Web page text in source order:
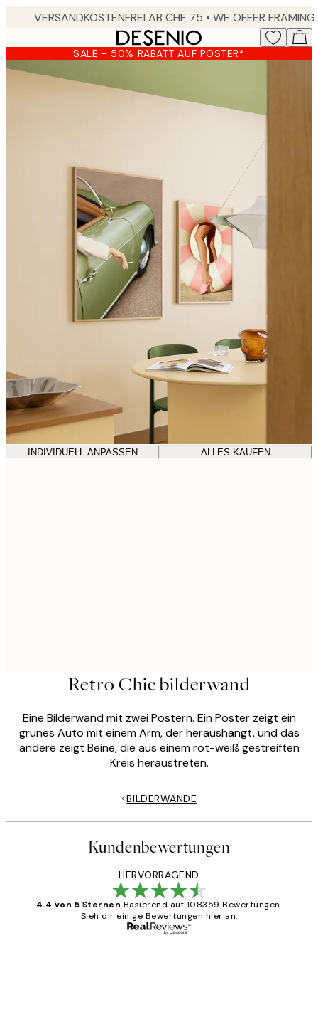
content.
SALE - 50% RABATT AUF POSTER*
INDIVIDUELL ANPASSEN ALLES KAUFEN
Retro Chic bilderwand
Eine Bilderwand mit zwei Postern. Ein Poster zeigt ein
grünes Auto mit einem Arm, der heraushängt, und das
andere zeigt Beine, die aus einem rot-weiß gestreiften
Kreis heraustreten.
BILDERWÄNDE
Kundenbewertungen
HERVORRAGEND
4.4 von 5 Sternen Basierend auf 108359 Bewertungen.
Sieh dir einige Bewertungen hier an.